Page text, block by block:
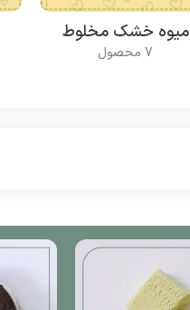
میوه خشک مخلوط
7 محصول